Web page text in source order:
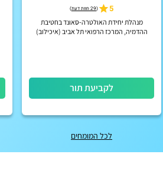
5
(29 חוות דעת )
מנהלת יחידת האולטרה-סאונד בחטיבת
ההדמיה, המרכז הרפואי תל אביב (איכילוב)
לקביעת תור
לכל המומחים